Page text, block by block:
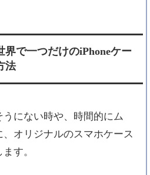
界で一つだけのiPhoneケー
法
にない時や、時間的にム
オリジナルのスマホケース
す。